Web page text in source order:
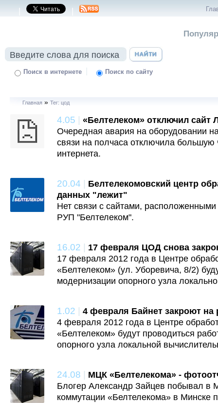
| |
Поиск в интернете | Поиск по сайту
Главная » Тег: цод
4.05 | «Белтелеком» отключил сайт
Очередная авария на оборудовании
связи на полчаса отключила большую
интернета.
20.04 | Белтелекомовский центр
данных "лежит"
Нет связи с сайтами,
РУП "Белтелеком".
16.02 | 17 февраля ЦОД снова
17 февраля 2012 года в Центре
«Белтелеком» (ул. Уборевича, 8/2)
модернизации опорного узла
1.02 | 4 февраля Байнет закроют на
4 февраля 2012 года в Центре
«Белтелеком» будут проводиться
опорного узла локальной
24.08 | МЦК «Белтелекома» -
Блогер Александр Зайцев побывал в
коммутации «Белтелекома» в Минске